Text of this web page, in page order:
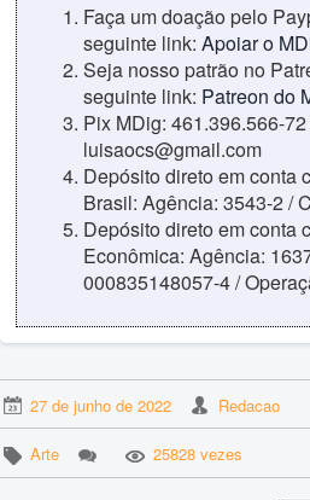
Faça um doação pelo
seguinte link: Apoiar o
Seja nosso patrão no
seguinte link: Patreon do
Pix MDig: 461.396.566-
luisaocs@gmail.com
Depósito direto em conta
Brasil: Agência: 3543-2 /
Depósito direto em conta
Econômica: Agência:
000835148057-4 /
27 de junho de 2022 Redacao
Arte 25828 vezes